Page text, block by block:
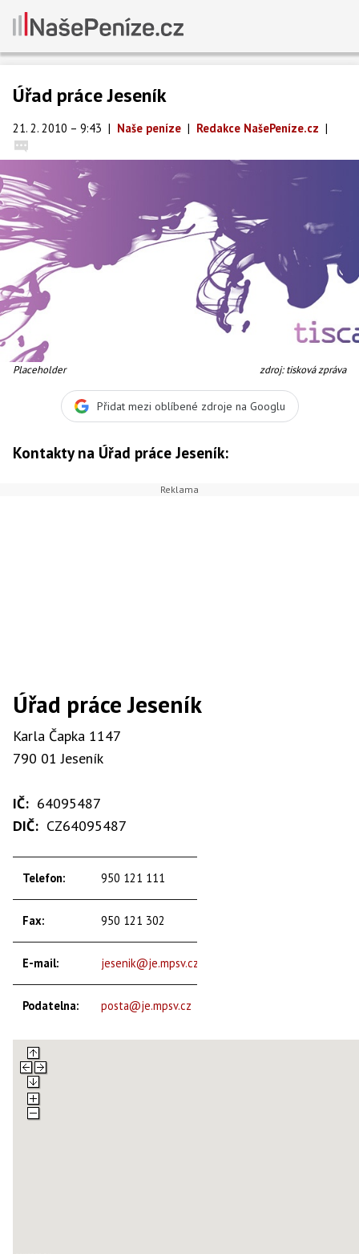
Úřad práce Jeseník
21. 2. 2010 – 9:43 | Naše peníze | Redakce NašePeníze.cz |
Placeholder zdroj: tisková zpráva
Přidat mezi oblíbené zdroje na Googlu
Kontakty na Úřad práce Jeseník:
Úřad práce Jeseník
Karla Čapka 1147
790 01 Jeseník
IČ: 64095487
DIČ: CZ64095487
Telefon: 950 121 111
Fax: 950 121 302
E-mail: jesenik@je.mpsv.cz
Podatelna: posta@je.mpsv.cz